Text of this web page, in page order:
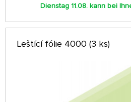
Dienstag 11.08. kann bei
Leštící fólie 4000 (3 ks)